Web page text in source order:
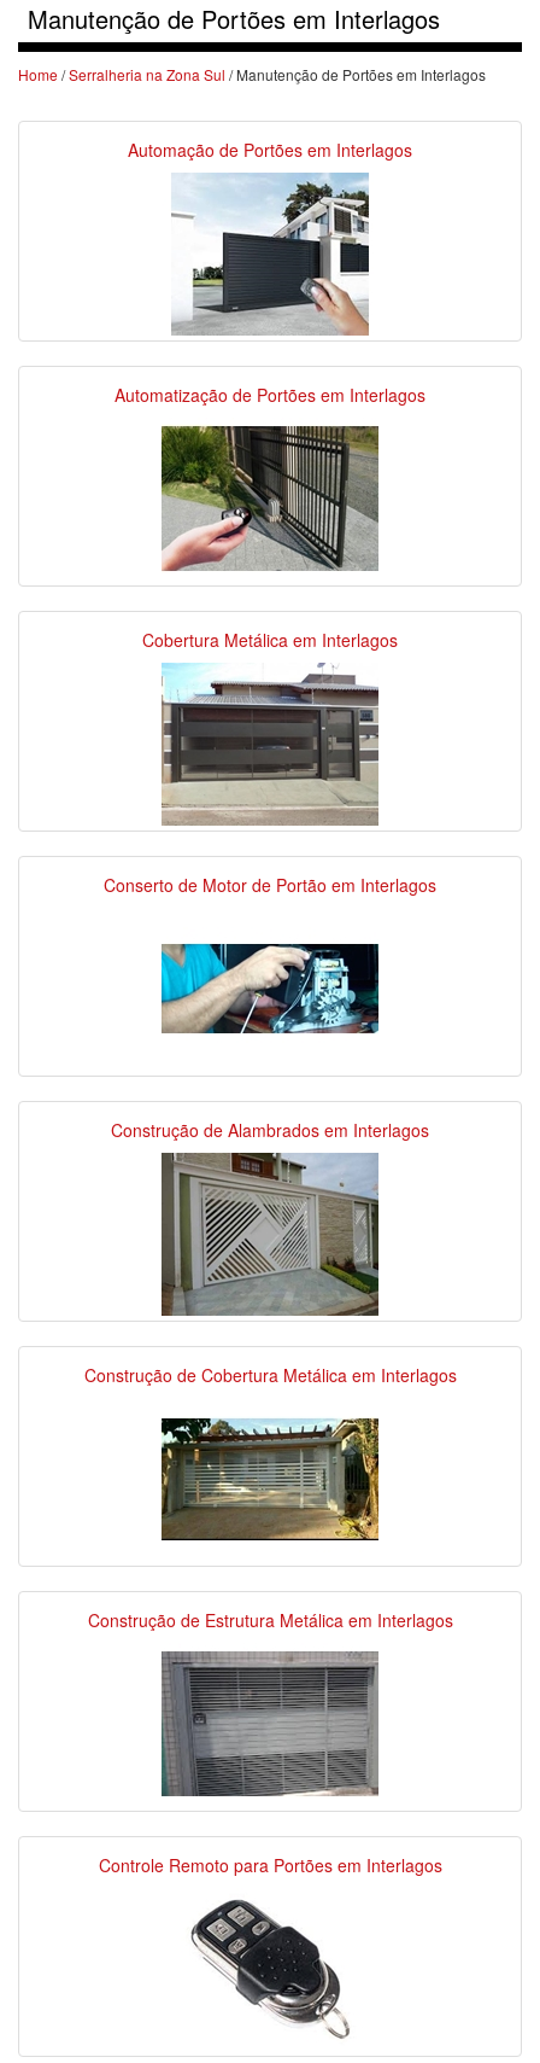
Manutenção de Portões em Interlagos
Home/Serralheria na Zona Sul / Manutenção de Portões em Interlagos
Automação de Portões em Interlagos
Automatização de Portões em Interlagos
Cobertura Metálica em Interlagos
Conserto de Motor de Portão em Interlagos
Construção de Alambrados em Interlagos
Construção de Cobertura Metálica em Interlagos
Construção de Estrutura Metálica em Interlagos
Controle Remoto para Portões em Interlagos